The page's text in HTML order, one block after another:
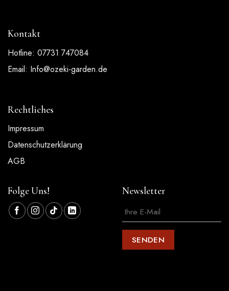
Kontakt
Hotline: 07731 747084
Email: Info@ozeki-garden.de
Rechtliches
Impressum
Datenschutzerklärung
AGB
Folge Uns! Newsletter